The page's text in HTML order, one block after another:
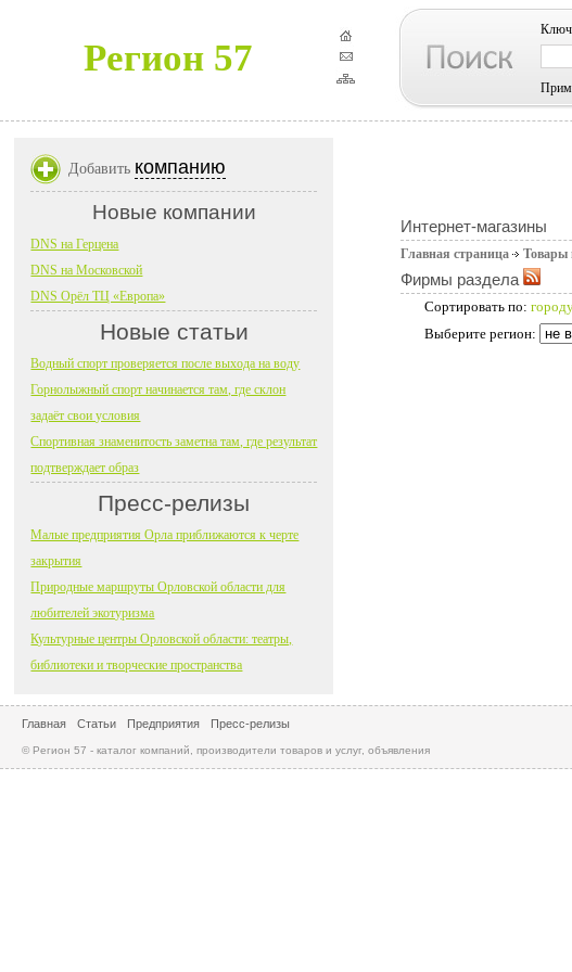
Регион 57
Интернет-магазины
Главная страница Товары
Фирмы раздела
Сортировать по:
Выберите регион:
Добавить компанию
Новые компании
DNS на Герцена
DNS на Московской
DNS Орёл ТЦ «Европа»
Новые статьи
Водный спорт проверяется после выхода на воду
Горнолыжный спорт начинается там, где склон
задаёт свои условия
Спортивная знаменитость заметна там, где результат
подтверждает образ
Пресс-релизы
Малые предприятия Орла приближаются к черте
закрытия
Природные маршруты Орловской области для
любителей экотуризма
Культурные центры Орловской области: театры,
библиотеки и творческие пространства
Главная Статьи Предприятия Пресс-релизы
© Регион 57 - каталог компаний, производители товаров и услуг, объявления